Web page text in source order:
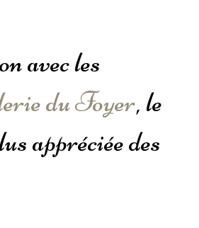
avec les
du Foyer, le
appréciée des